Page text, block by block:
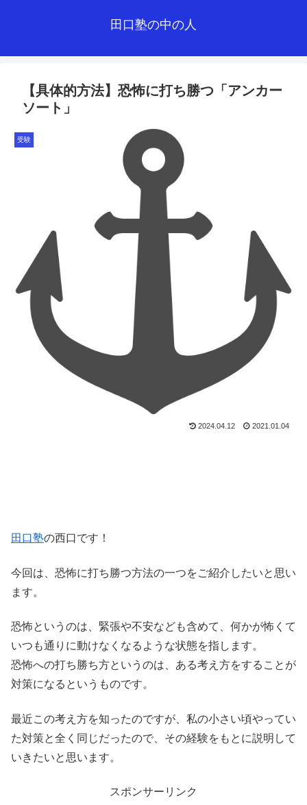
田口塾の中の人
【具体的方法】恐怖に打ち勝つ「アンカー
ソート」
受験
2024.04.12 2021.01.04
田口塾の西口です！
今回は、恐怖に打ち勝つ方法の一つをご紹介したいと思い
ます。
恐怖というのは、緊張や不安なども含めて、何かが怖くて
いつも通りに動けなくなるような状態を指します。
恐怖への打ち勝ち方というのは、ある考え方をすることが
対策になるというものです。
最近この考え方を知ったのですが、私の小さい頃やってい
た対策と全く同じだったので、その経験をもとに説明して
いきたいと思います。
スポンサーリンク